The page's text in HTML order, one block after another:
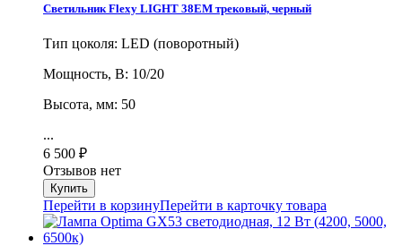
Светильник Flexy LIGHT 38EM трековый, черный
Тип цоколя: LED (поворотный)
Мощность, В: 10/20
Высота, мм: 50
...
6 500 ₽
Отзывов нет
Перейти в корзинуПерейти в карточку товара